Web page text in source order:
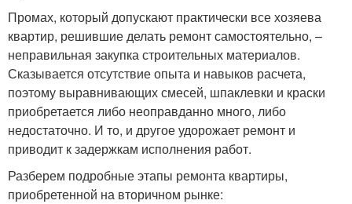
Промах, который допускают практически все хозяева
квартир, решившие делать ремонт самостоятельно, –
неправильная закупка строительных материалов.
Сказывается отсутствие опыта и навыков расчета,
поэтому выравнивающих смесей, шпаклевки и краски
приобретается либо неоправданно много, либо
недостаточно. И то, и другое удорожает ремонт и
приводит к задержкам исполнения работ.
Разберем подробные этапы ремонта квартиры,
приобретенной на вторичном рынке: